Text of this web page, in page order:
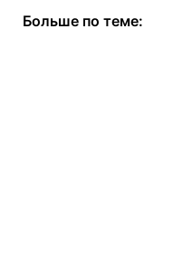
Больше по теме: